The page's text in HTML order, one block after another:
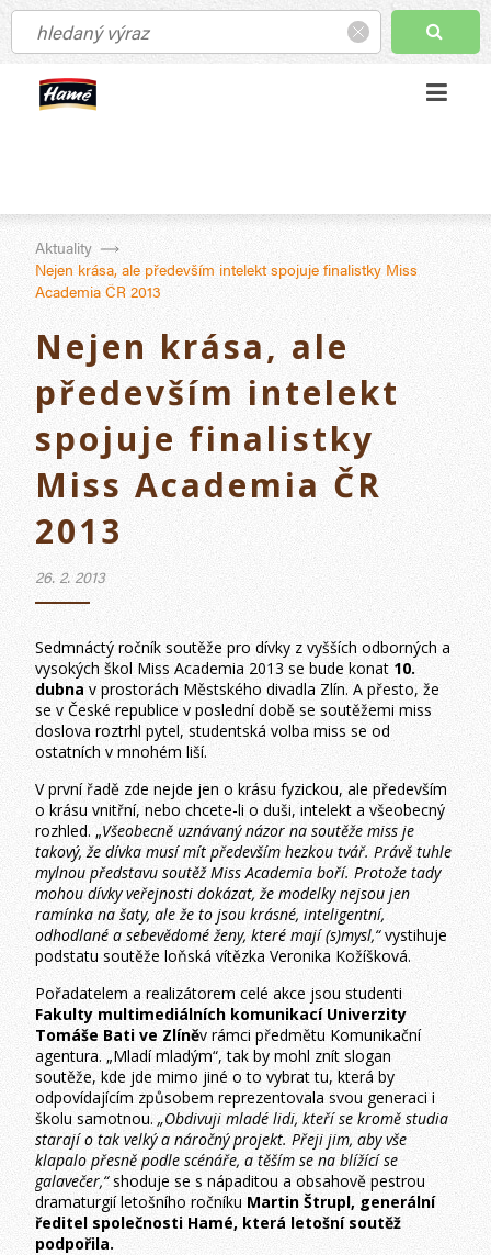
Aktuality
Nejen krása, ale především intelekt spojuje finalistky Miss
Academia ČR 2013
Nejen krása, ale
především intelekt
spojuje finalistky
Miss Academia ČR
2013
26. 2. 2013
Sedmnáctý ročník soutěže pro dívky z vyšších odborných a
vysokých škol Miss Academia 2013 se bude konat 10.
dubnav prostorách Městského divadla Zlín. A přesto, že
se v České republice v poslední době se soutěžemi miss
doslova roztrhl pytel, studentská volba miss se od
ostatních v mnohém liší.
V první řadě zde nejde jen o krásu fyzickou, ale především
o krásu vnitřní, nebo chcete-li o duši, intelekt a všeobecný
rozhled. „Všeobecně uznávaný názor na soutěže miss je
takový, že dívka musí mít především hezkou tvář. Právě tuhle
mylnou představu soutěž Miss Academia boří. Protože tady
mohou dívky veřejnosti dokázat, že modelky nejsou jen
ramínka na šaty, ale že to jsou krásné, inteligentní,
odhodlané a sebevědomé ženy, které mají (s)mysl,“vystihuje
podstatu soutěže loňská vítězka Veronika Kožíšková.
Pořadatelem a realizátorem celé akce jsou studenti
Fakulty multimediálních komunikací Univerzity
Tomáše Bati ve Zlíněv rámci předmětu Komunikační
agentura. „Mladí mladým“, tak by mohl znít slogan
soutěže, kde jde mimo jiné o to vybrat tu, která by
odpovídajícím způsobem reprezentovala svou generaci i
školu samotnou.„Obdivuji mladé lidi, kteří se kromě studia
starají o tak velký a náročný projekt. Přeji jim, aby vše
klapalo přesně podle scénáře, a těším se na blížící se
galavečer,“shoduje se s nápaditou a obsahově pestrou
dramaturgií letošního ročníku Martin Štrupl, generální
ředitel společnosti Hamé, která letošní soutěž
podpořila.